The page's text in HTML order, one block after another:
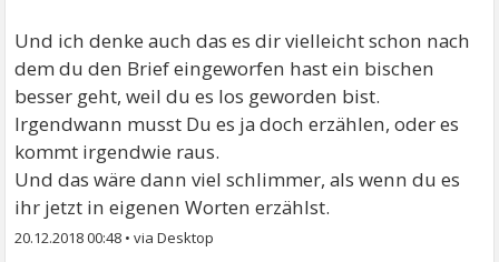
Und ich denke auch das es dir vielleicht schon nach
dem du den Brief eingeworfen hast ein bischen
besser geht, weil du es los geworden bist.
Irgendwann musst Du es ja doch erzählen, oder es
kommt irgendwie raus.
Und das wäre dann viel schlimmer, als wenn du es
ihr jetzt in eigenen Worten erzählst.
20.12.2018 00:48 •